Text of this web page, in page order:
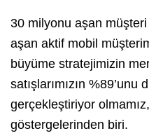
30 milyonu aşan müşteri
aşan aktif mobil
büyüme stratejimizin
satışlarımızın
gerçekleştiriyor
göstergelerinden biri.